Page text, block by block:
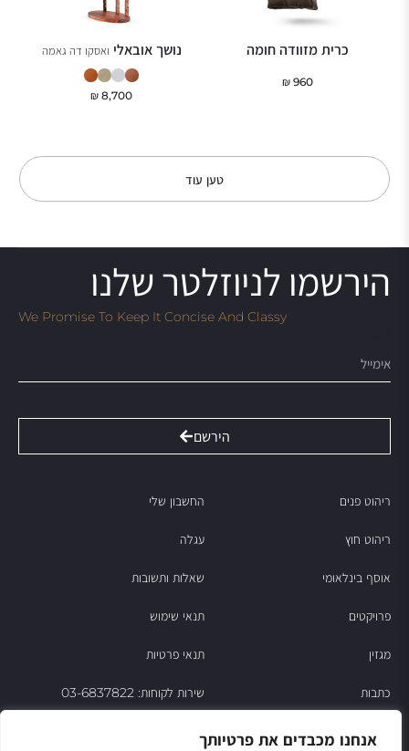
אנחנו מכבדים את פרטיותך
כרית מזוודה חומה
960
₪
נושך אובאלי ואסקו דה גאמה
8,700
₪
טען עוד
הירשמו לניוזלטר שלנו
We Promise To Keep It Concise And Classy
הירשם
ריהוט פנים
ריהוט חוץ
אוסף בינלאומי
פרויקטים
מגזין
כתבות
החשבון שלי
עגלה
שאלות ותשובות
תנאי שימוש
תנאי פרטיות
שירות לקוחות: 03-6837822